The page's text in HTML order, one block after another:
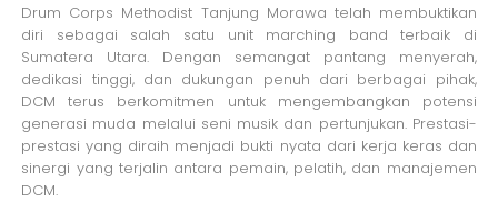
Drum Corps Methodist Tanjung Morawa telah membuktikan
diri sebagai salah satu unit marching band terbaik di
Sumatera Utara. Dengan semangat pantang menyerah,
dedikasi tinggi, dan dukungan penuh dari berbagai pihak,
DCM terus berkomitmen untuk mengembangkan potensi
generasi muda melalui seni musik dan pertunjukan. Prestasi-
prestasi yang diraih menjadi bukti nyata dari kerja keras dan
sinergi yang terjalin antara pemain, pelatih, dan manajemen
DCM.